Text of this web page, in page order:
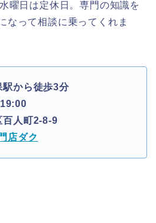
曜日は定休日。専門の知識を
なって相談に乗ってくれま
駅から徒歩3分
百人町2-8-9
店ダク